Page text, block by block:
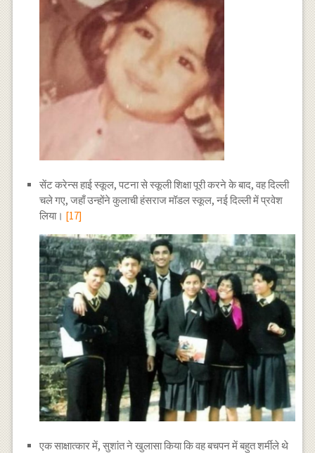
सेंट करेन्स हाई स्कूल, पटना से स्कूली शिक्षा पूरी करने के बाद, वह दिल्ली
चले गए, जहाँ उन्होंने कुलाची हंसराज मॉडल स्कूल, नई दिल्ली में प्रवेश
लिया। [17]
एक साक्षात्कार में, सुशांत ने खुलासा किया कि वह बचपन में बहुत शर्मीले थे